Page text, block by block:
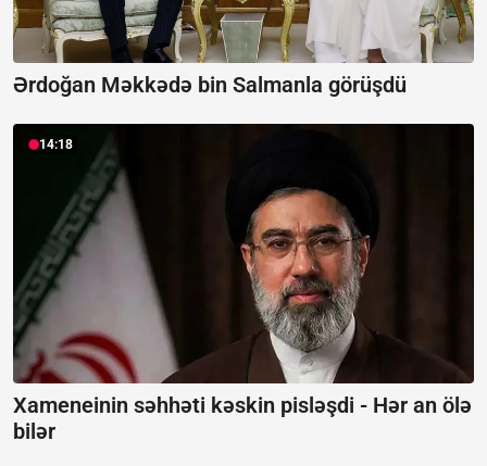
Ərdoğan Məkkədə bin Salmanla görüşdü
14:18
Xameneinin səhhəti kəskin pisləşdi - Hər an ölə
bilər